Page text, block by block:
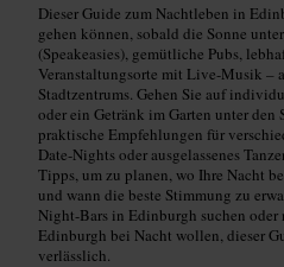
Dieser Guide zum Nachtleben in
gehen können, sobald die Sonne
(Speakeasies), gemütliche Pubs,
Veranstaltungsorte mit Live-Musik –
Stadtzentrums. Gehen Sie auf
oder ein Getränk im Garten unter den
praktische Empfehlungen für
Date-Nights oder ausgelassenes
Tipps, um zu planen, wo Ihre Nacht
und wann die beste Stimmung zu
Night-Bars in Edinburgh suchen
Edinburgh bei Nacht wollen, dieser
verlässlich.